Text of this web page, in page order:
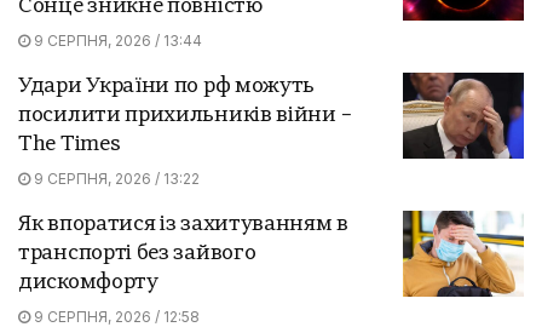
Сонце зникне повністю
9 СЕРПНЯ, 2026 / 13:44
Удари України по рф можуть
посилити прихильників війни –
The Times
9 СЕРПНЯ, 2026 / 13:22
Як впоратися із захитуванням в
транспорті без зайвого
дискомфорту
9 СЕРПНЯ, 2026 / 12:58